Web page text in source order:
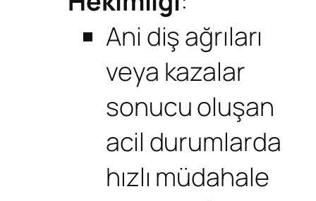
Ani diş ağrıları
veya kazalar
sonucu oluşan
acil durumlarda
hızlı müdahale